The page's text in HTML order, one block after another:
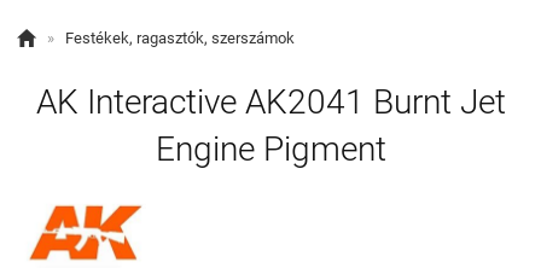
 » Festékek, ragasztók, szerszámok
AK Interactive AK2041 Burnt Jet
Engine Pigment